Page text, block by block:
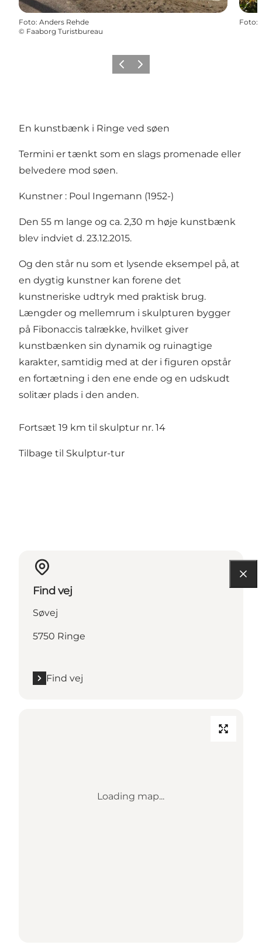
Foto: Anders Rehde
© Faaborg Turistbureau
Foto:
Forrige billede
Næste billede
En kunstbænk i Ringe ved søen
Termini er tænkt som en slags promenade eller
belvedere mod søen.
Kunstner : Poul Ingemann (1952-)
Den 55 m lange og ca. 2,30 m høje kunstbænk
blev indviet d. 23.12.2015.
Og den står nu som et lysende eksempel på, at
en dygtig kunstner kan forene det
kunstneriske udtryk med praktisk brug.
Længder og mellemrum i skulpturen bygger
på Fibonaccis talrække, hvilket giver
kunstbænken sin dynamik og ruinagtige
karakter, samtidig med at der i figuren opstår
en fortætning i den ene ende og en udskudt
solitær plads i den anden.
Fortsæt 19 km til skulptur nr. 14
Tilbage til Skulptur-tur
Find vej
Søvej
5750 Ringe
Find vej
Loading map...